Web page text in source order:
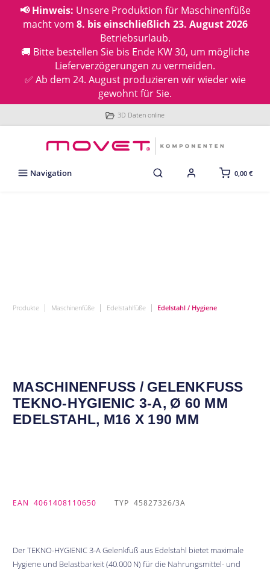
📢 Hinweis: Unsere Produktion für Maschinenfüße
macht vom 8. bis einschließlich 23. August 2026
Betriebsurlaub.
🚚 Bitte bestellen Sie bis Ende KW 30, um mögliche
Lieferverzögerungen zu vermeiden.
✅ Ab dem 24. August produzieren wir wieder wie
gewohnt für Sie.
3D Daten online
Navigation 0,00 €
Produkte | Maschinenfüße | Edelstahlfüße | Edelstahl / Hygiene
MASCHINENFUSS / GELENKFUSS TE
KNO-HYGIENIC 3-A, Ø 60 MM ED
ELSTAHL, M16 X 190 MM
EAN 4061408110650 TYP 45827326/3A
Der TEKNO-HYGIENIC 3-A Gelenkfuß aus Edelstahl bietet maximale
Hygiene und Belastbarkeit (40.000 N) für die Nahrungsmittel- und